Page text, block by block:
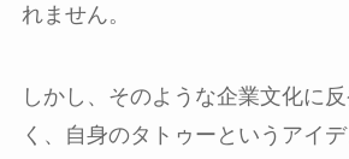
れません。
しかし、そのような企業文化に
く、自身のタトゥーというアイ